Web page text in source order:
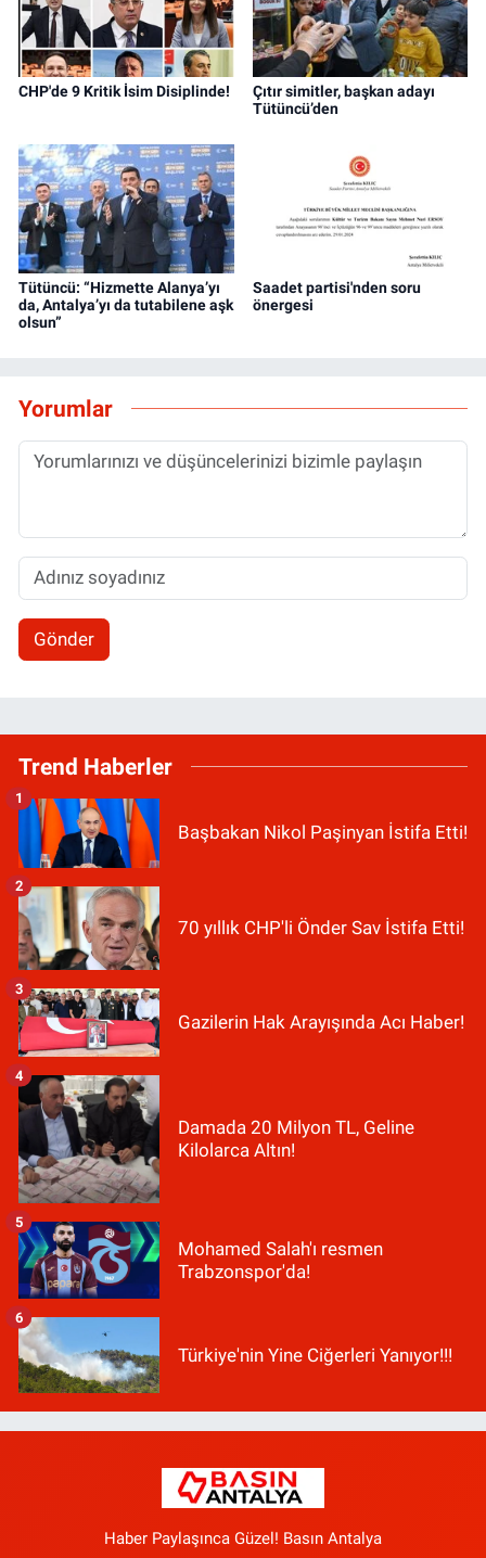
CHP'de 9 Kritik İsim Disiplinde!
Çıtır simitler, başkan adayı
Tütüncü’den
Tütüncü: “Hizmette Alanya’yı
da, Antalya’yı da tutabilene aşk
olsun”
Saadet partisi'nden soru
önergesi
Yorumlar
Gönder
Trend Haberler
Başbakan Nikol Paşinyan İstifa Etti!
1
70 yıllık CHP'li Önder Sav İstifa Etti!
2
Gazilerin Hak Arayışında Acı Haber!
3
Damada 20 Milyon TL, Geline
Kilolarca Altın!
4
Mohamed Salah'ı resmen
Trabzonspor'da!
5
Türkiye'nin Yine Ciğerleri Yanıyor!!!
6
Haber Paylaşınca Güzel! Basın Antalya